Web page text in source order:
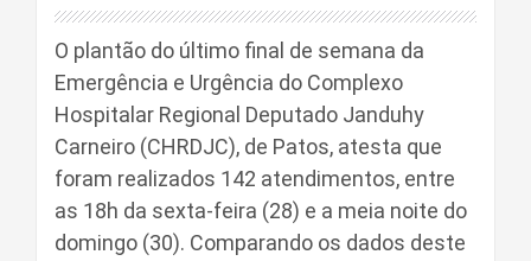
O plantão do último final de semana da
Emergência e Urgência do Complexo
Hospitalar Regional Deputado Janduhy
Carneiro (CHRDJC), de Patos, atesta que
foram realizados 142 atendimentos, entre
as 18h da sexta-feira (28) e a meia noite do
domingo (30). Comparando os dados deste